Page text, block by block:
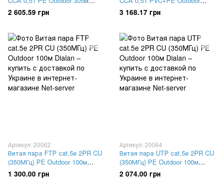
BiCoil FAST
2 605.59 грн
305м BiCoil DOUBLE
3 168.17 грн
Артикул: 20062
Витая пара FTP cat.5e 2PR CU
(350МГц) PE Outdoor 100м
Dialan
1 300.00 грн
Артикул: 20064
Витая пара UTP cat.5e 2PR CU
(350МГц) PE Outdoor 100м
Dialan
2 074.00 грн